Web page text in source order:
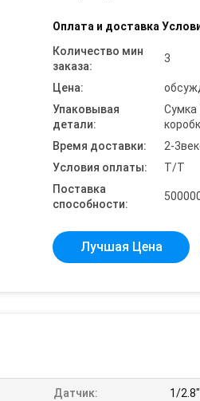
Оплата и доставка
Количество мин
заказа:
3
Цена:
Упаковывая
детали:
Сумка
Время доставки:
2-
Условия оплаты:
T/T
Поставка
способности:
Лучшая Цена
Датчик: 1/